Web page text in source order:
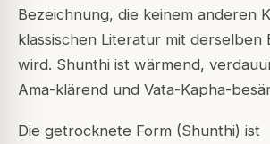
Bezeichnung, die keinem anderen
klassischen Literatur mit derselben
wird. Shunthi ist wärmend,
Ama-klärend und Vata-Kapha-
Die getrocknete Form (Shunthi) ist